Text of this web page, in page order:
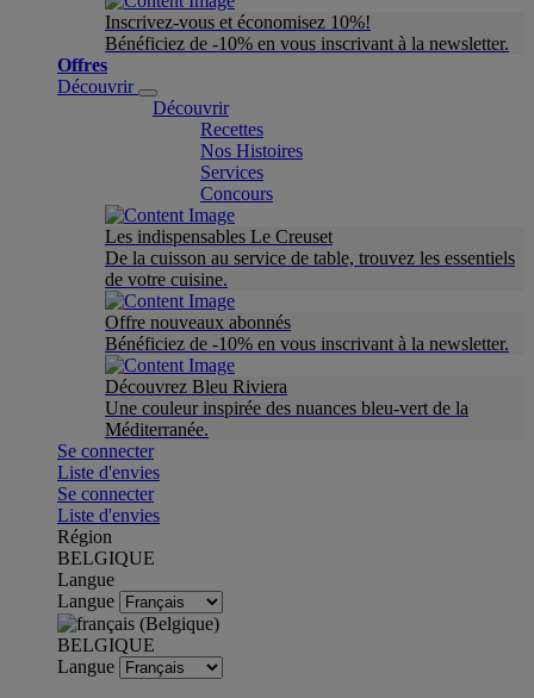
Inscrivez-vous et économisez 10%!
Bénéficiez de -10% en vous inscrivant à la newsletter.
Offres
Découvrir
Découvrir
Recettes
Nos Histoires
Services
Concours
Les indispensables Le Creuset
De la cuisson au service de table, trouvez les essentiels
de votre cuisine.
Offre nouveaux abonnés
Bénéficiez de -10% en vous inscrivant à la newsletter.
Découvrez Bleu Riviera
Une couleur inspirée des nuances bleu-vert de la
Méditerranée.
Se connecter
Liste d'envies
Se connecter
Liste d'envies
Région
BELGIQUE
Langue
Langue
BELGIQUE
Langue